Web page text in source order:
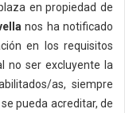
en propiedad de
nos ha notificado
en los requisitos
no ser excluyente la
as, siempre
pueda acreditar, de